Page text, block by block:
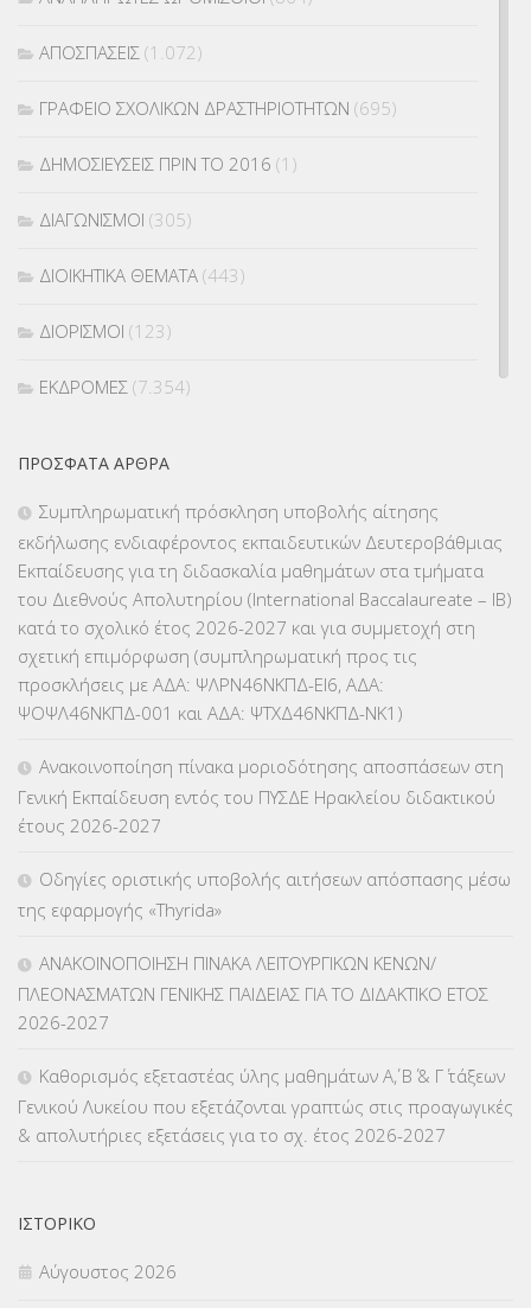
ΑΠΟΣΠΑΣΕΙΣ (1.072)
ΓΡΑΦΕΙΟ ΣΧΟΛΙΚΩΝ ΔΡΑΣΤΗΡΙΟΤΗΤΩΝ (695)
ΔΗΜΟΣΙΕΥΣΕΙΣ ΠΡΙΝ ΤΟ 2016 (1)
ΔΙΑΓΩΝΙΣΜΟΙ (305)
ΔΙΟΙΚΗΤΙΚΑ ΘΕΜΑΤΑ (443)
ΔΙΟΡΙΣΜΟΙ (123)
ΕΚΔΡΟΜΕΣ (7.354)
ΕΠΙΜΟΡΦΩΣΗ Τ.Π.Ε.(10)
ΕΥΡΩΠΑΪΚΑ ΠΡΟΓΡΑΜΜΑΤΑ(230)
ΚΕΣΥ (60)
ΚΕΣΥΠ(109)
ΚΠγ – ΚΡΑΤΙΚΟ ΠΙΣΤΟΠΟΙΗΤΙΚΟ ΓΛΩΣΣΟΜΑΘΕΙΑΣ(135)
ΚΠπ- ΚΡΑΤΙΚΟ ΠΙΣΤΟΠΟΙΗΤΙΚΟ ΠΛΗΡΟΦΟΡΙΚΗΣ
ΛΟΙΠΑ(309)
ΜΕΤΑΘΕΣΕΙΣ-ΤΟΠΟΘΕΤΗΣΕΙΣ ΒΕΛΤΙΩΣΕΙΣ(319)
ΜΕΤΑΦΟΡΑ ΜΑΘΗΤΩΝ(3)
ΟΙΚΟΝΟΜΙΚΑ ΘΕΜΑΤΑ
Π.Ε.Κ. ΗΡΑΚΛΕΙΟΥ
ΠΡΌΣΦΑΤΑ ΆΡΘΡΑ
Συμπληρωματική πρόσκληση υποβολής αίτησης
εκδήλωσης ενδιαφέροντος εκπαιδευτικών Δευτεροβάθμιας
Εκπαίδευσης για τη διδασκαλία μαθημάτων στα τμήματα
του Διεθνούς Απολυτηρίου (International Baccalaureate – IB)
κατά το σχολικό έτος 2026-2027 και για συμμετοχή στη
σχετική επιμόρφωση (συμπληρωματική προς τις
προσκλήσεις με ΑΔΑ: ΨΛΡΝ46ΝΚΠΔ-ΕΙ6, ΑΔΑ:
ΨΟΨΛ46ΝΚΠΔ-001 και ΑΔΑ: ΨΤΧΔ46ΝΚΠΔ-ΝΚ1)
Ανακοινοποίηση πίνακα μοριοδότησης αποσπάσεων στη
Γενική Εκπαίδευση εντός του ΠΥΣΔΕ Ηρακλείου διδακτικού
έτους 2026-2027
Οδηγίες οριστικής υποβολής αιτήσεων απόσπασης μέσω
της εφαρμογής «Thyrida»
ΑΝΑΚΟΙΝΟΠΟΙΗΣΗ ΠΙΝΑΚΑ ΛΕΙΤΟΥΡΓΙΚΩΝ ΚΕΝΩΝ/
ΠΛΕΟΝΑΣΜΑΤΩΝ ΓΕΝΙΚΗΣ ΠΑΙΔΕΙΑΣ ΓΙΑ ΤΟ ΔΙΔΑΚΤΙΚΟ ΕΤΟΣ
2026-2027
Καθορισμός εξεταστέας ύλης μαθημάτων Α΄, Β΄ & Γ΄ τάξεων
Γενικού Λυκείου που εξετάζονται γραπτώς στις προαγωγικές
& απολυτήριες εξετάσεις για το σχ. έτος 2026-2027
ΙΣΤΟΡΙΚΌ
Αύγουστος 2026